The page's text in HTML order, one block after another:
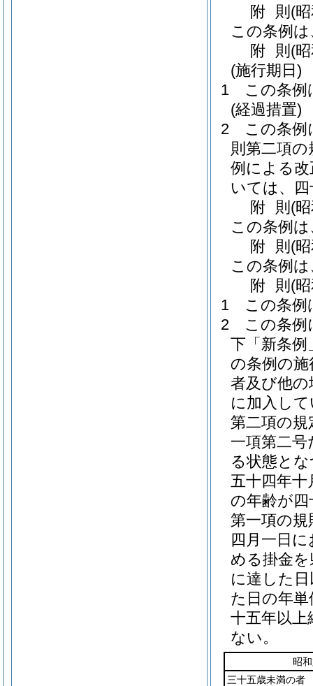
附 則 (
この条例
附 則 (
(施行期日)
1
この条例
(経過措置)
2
この条例
則第二項
例による
いては、
附 則 (
この条例
附 則 (
この条例
附 則 (
1
この条例
2
この条例
下「新条
の条例の
者及び他の
に加入し
第二項の
一項第二
る状態と
五十四年
の年齢が
第一項の
四月一日
める掛金
に達した
た日の年
十五年以
ない。
昭
三十五歳未満の者